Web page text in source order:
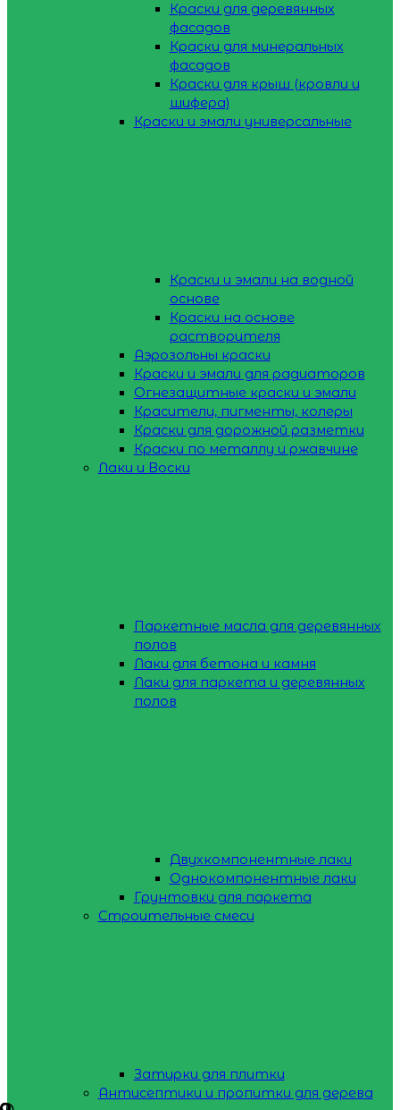
Краски для деревянных
фасадов
Краски для минеральных
фасадов
Краски для крыш (кровли и
шифера)
Краски и эмали универсальные
Краски и эмали на водной
основе
Краски на основе
растворителя
Аэрозольны краски
Краски и эмали для радиаторов
Огнезащитные краски и эмали
Красители, пигменты, колеры
Краски для дорожной разметки
Краски по металлу и ржавчине
Лаки и Воски
Паркетные масла для деревянных
полов
Лаки для бетона и камня
Лаки для паркета и деревянных
полов
Двухкомпонентные лаки
Однокомпонентные лаки
Грунтовки для паркета
Строительные смеси
Затирки для плитки
Антисептики и пропитки для дерева